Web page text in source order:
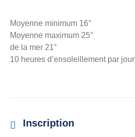
Moyenne minimum 16°
Moyenne maximum 25°
de la mer 21°
10 heures d’ensoleillement par jour
Inscription